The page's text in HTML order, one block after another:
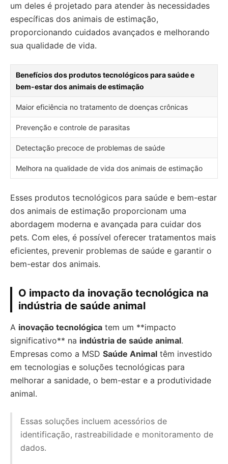
um deles é projetado para atender às necessidades
específicas dos animais de estimação,
proporcionando cuidados avançados e melhorando
sua qualidade de vida.
Benefícios dos produtos tecnológicos para saúde e
bem-estar dos animais de estimação
Maior eficiência no tratamento de doenças crônicas
Prevenção e controle de parasitas
Detectação precoce de problemas de saúde
Melhora na qualidade de vida dos animais de estimação
Esses produtos tecnológicos para saúde e bem-estar
dos animais de estimação proporcionam uma
abordagem moderna e avançada para cuidar dos
pets. Com eles, é possível oferecer tratamentos mais
eficientes, prevenir problemas de saúde e garantir o
bem-estar dos animais.
O impacto da inovação tecnológica na
indústria de saúde animal
A inovação tecnológica tem um **impacto
significativo** na indústria de saúde animal.
Empresas como a MSD Saúde Animal têm investido
em tecnologias e soluções tecnológicas para
melhorar a sanidade, o bem-estar e a produtividade
animal.
Essas soluções incluem acessórios de
identificação, rastreabilidade e monitoramento de
dados.